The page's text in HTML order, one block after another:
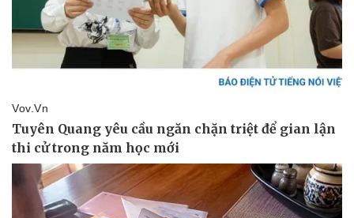
Doanh nghiệp 24h
Doanh nhân
Vì cộng đồng
Tin Công nghệ
Trải nghiệm
Chuyển đổi số